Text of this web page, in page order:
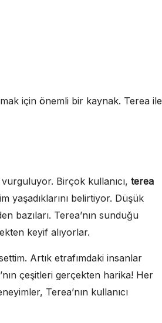
için önemli bir kaynak. Terea ile
Birçok kullanıcı, terea
yaşadıklarını belirtiyor. Düşük
bazıları. Terea’nın sunduğu
keyif alıyorlar.
Artık etrafımdaki insanlar
çeşitleri gerçekten harika! Her
Terea’nın kullanıcı